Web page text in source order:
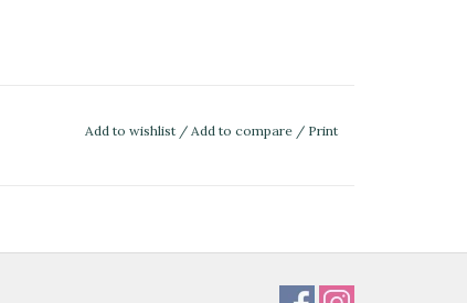
Add to wishlist / Add to compare / Print